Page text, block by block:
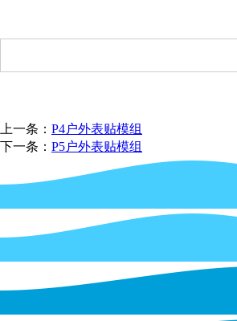
上一条： P4户外表贴模组
下一条： P5户外表贴模组